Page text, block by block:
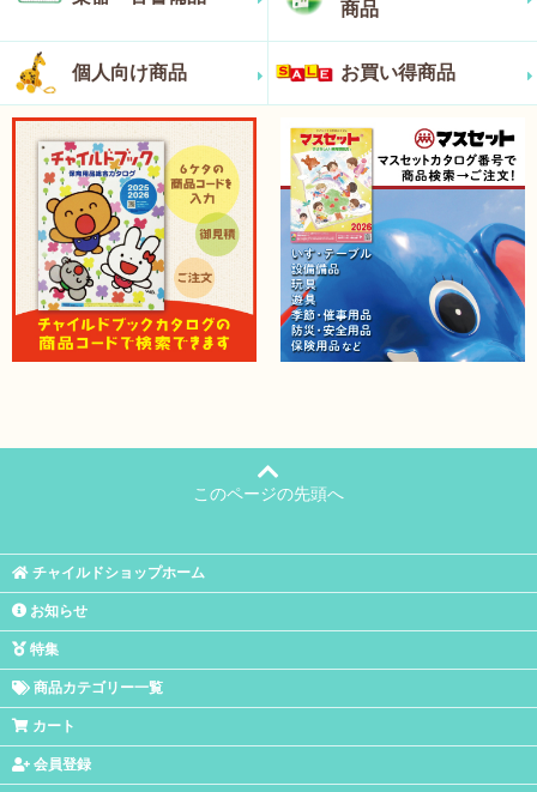
商品
個人向け商品 お買い得商品
このページの先頭へ
チャイルドショップホーム
お知らせ
特集
商品カテゴリー一覧
カート
会員登録